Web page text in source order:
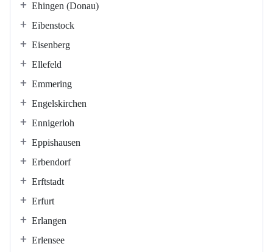
Ehingen (Donau)
Eibenstock
Eisenberg
Ellefeld
Emmering
Engelskirchen
Ennigerloh
Eppishausen
Erbendorf
Erftstadt
Erfurt
Erlangen
Erlensee